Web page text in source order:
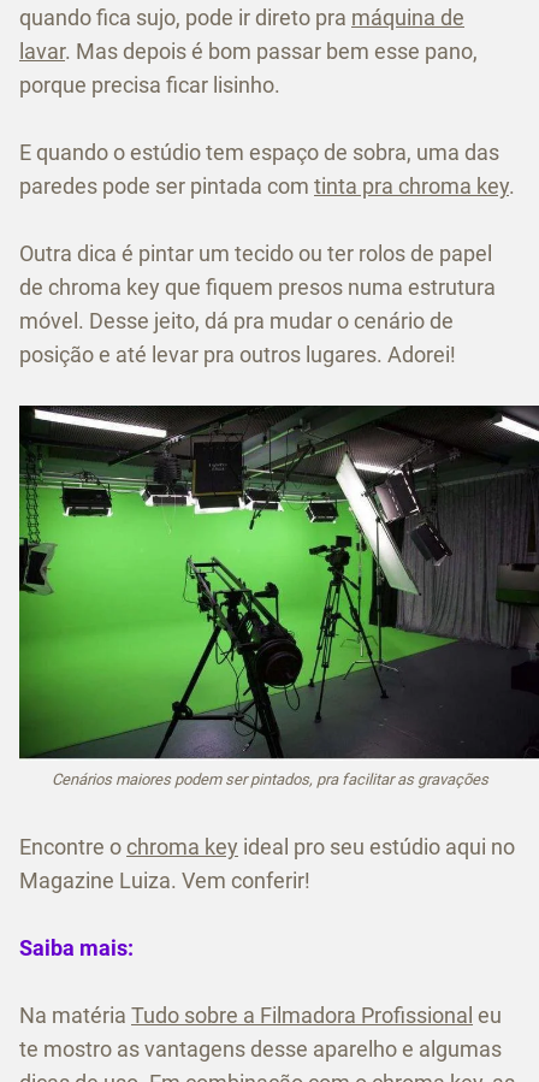
quando fica sujo, pode ir direto pra máquina de
lavar. Mas depois é bom passar bem esse pano,
porque precisa ficar lisinho.
E quando o estúdio tem espaço de sobra, uma das
paredes pode ser pintada com tinta pra chroma key.
Outra dica é pintar um tecido ou ter rolos de papel
de chroma key que fiquem presos numa estrutura
móvel. Desse jeito, dá pra mudar o cenário de
posição e até levar pra outros lugares. Adorei!
Cenários maiores podem ser pintados, pra facilitar as gravações
Encontre ochroma key ideal pro seu estúdio aqui no
Magazine Luiza. Vem conferir!
Saiba mais:
Na matéria Tudo sobre a Filmadora Profissional eu
te mostro as vantagens desse aparelho e algumas